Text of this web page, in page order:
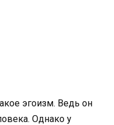
эгоизм. Ведь он
Однако у